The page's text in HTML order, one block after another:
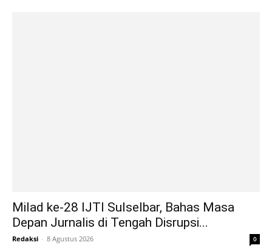
Milad ke-28 IJTI Sulselbar, Bahas Masa
Depan Jurnalis di Tengah Disrupsi...
Redaksi - 8 Agustus 2026 0